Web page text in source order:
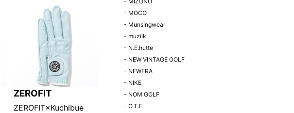
ZEROFIT
ZEROFIT×Kuchibue
- MOCO
- Munsingwear
- muziik
- N.E.hutte
- NEW VINTAGE GOLF
- NEWERA
- NIKE
- NOM GOLF
- O.T.F